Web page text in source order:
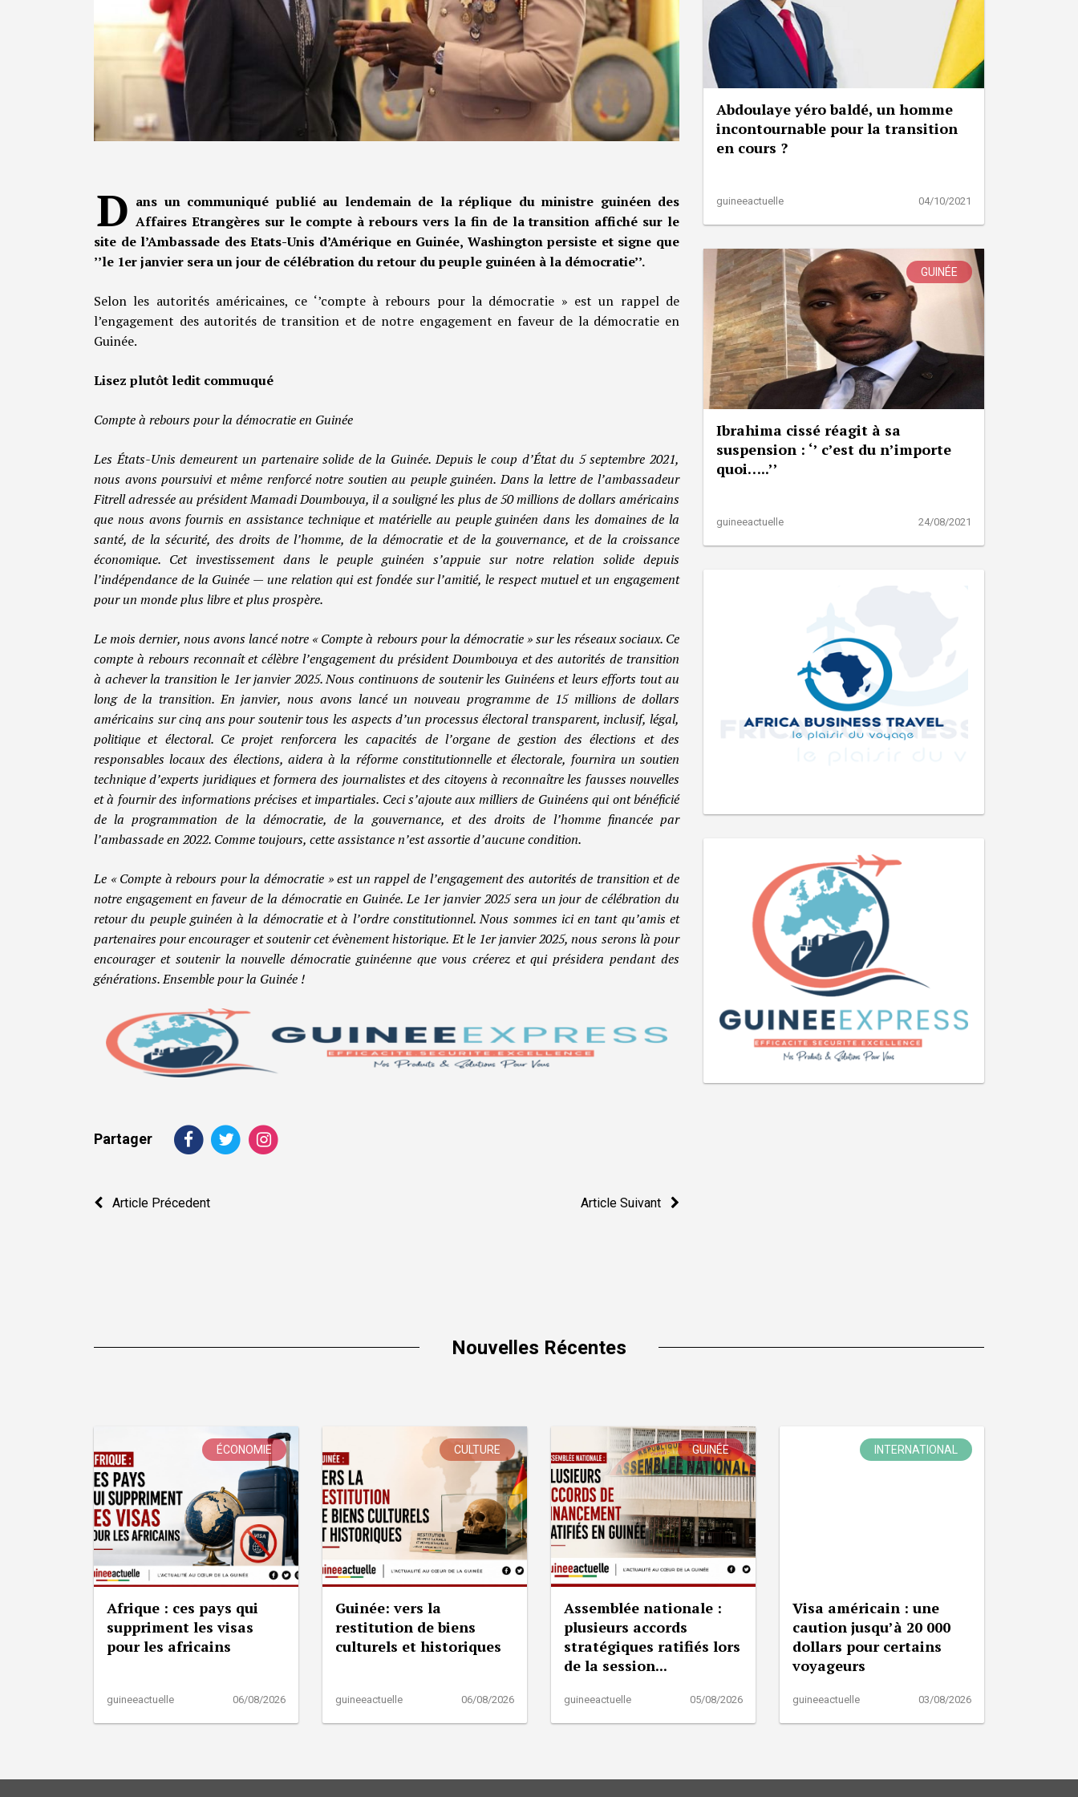
D ans un communiqué publié au lendemain de la réplique du ministre guinéen des
Affaires Etrangères sur le compte à rebours vers la fin de la transition affiché sur le
site de l’Ambassade des Etats-Unis d’Amérique en Guinée, Washington persiste et signe que
’’le 1er janvier sera un jour de célébration du retour du peuple guinéen à la démocratie’’.
Selon les autorités américaines, ce ‘’compte à rebours pour la démocratie » est un rappel de
l’engagement des autorités de transition et de notre engagement en faveur de la démocratie en
Guinée.
Lisez plutôt ledit commuqué
Compte à rebours pour la démocratie en Guinée
Les États-Unis demeurent un partenaire solide de la Guinée. Depuis le coup d’État du 5 septembre 2021,
nous avons poursuivi et même renforcé notre soutien au peuple guinéen. Dans la lettre de l’ambassadeur
Fitrell adressée au président Mamadi Doumbouya, il a souligné les plus de 50 millions de dollars américains
que nous avons fournis en assistance technique et matérielle au peuple guinéen dans les domaines de la
santé, de la sécurité, des droits de l’homme, de la démocratie et de la gouvernance, et de la croissance
économique. Cet investissement dans le peuple guinéen s’appuie sur notre relation solide depuis
l’indépendance de la Guinée — une relation qui est fondée sur l’amitié, le respect mutuel et un engagement
pour un monde plus libre et plus prospère.
Le mois dernier, nous avons lancé notre « Compte à rebours pour la démocratie » sur les réseaux sociaux. Ce
compte à rebours reconnaît et célèbre l’engagement du président Doumbouya et des autorités de transition
à achever la transition le 1er janvier 2025. Nous continuons de soutenir les Guinéens et leurs efforts tout au
long de la transition. En janvier, nous avons lancé un nouveau programme de 15 millions de dollars
américains sur cinq ans pour soutenir tous les aspects d’un processus électoral transparent, inclusif, légal,
politique et électoral. Ce projet renforcera les capacités de l’organe de gestion des élections et des
responsables locaux des élections, aidera à la réforme constitutionnelle et électorale, fournira un soutien
technique d’experts juridiques et formera des journalistes et des citoyens à reconnaître les fausses nouvelles
et à fournir des informations précises et impartiales. Ceci s’ajoute aux milliers de Guinéens qui ont bénéficié
de la programmation de la démocratie, de la gouvernance, et des droits de l’homme financée par
l’ambassade en 2022. Comme toujours, cette assistance n’est assortie d’aucune condition.
Le « Compte à rebours pour la démocratie » est un rappel de l’engagement des autorités de transition et de
notre engagement en faveur de la démocratie en Guinée. Le 1er janvier 2025 sera un jour de célébration du
retour du peuple guinéen à la démocratie et à l’ordre constitutionnel. Nous sommes ici en tant qu’amis et
partenaires pour encourager et soutenir cet évènement historique. Et le 1er janvier 2025, nous serons là pour
encourager et soutenir la nouvelle démocratie guinéenne que vous créerez et qui présidera pendant des
générations. Ensemble pour la Guinée !
Partager
Navigation
Article Précedent Article Suivant
Abdoulaye yéro baldé, un homme
incontournable pour la transition
en cours ?
guineeactuelle 04/10/2021
GUINÉE
Ibrahima cissé réagit à sa
suspension : ‘’ c’est du n’importe
quoi…..’’
guineeactuelle 24/08/2021
Nouvelles Récentes
ÉCONOMIE
Afrique : ces pays qui
suppriment les visas
pour les africains
guineeactuelle 06/08/2026
CULTURE
Guinée: vers la
restitution de biens
culturels et historiques
guineeactuelle 06/08/2026
GUINÉE
Assemblée nationale :
plusieurs accords
stratégiques ratifiés lors
de la session...
guineeactuelle 05/08/2026
INTERNATIONAL
Visa américain : une
caution jusqu’à 20 000
dollars pour certains
voyageurs
guineeactuelle 03/08/2026